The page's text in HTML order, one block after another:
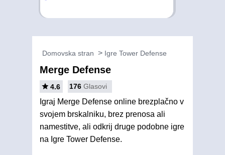
Domovska stran Igre Tower Defense
Merge Defense
4.6 176 Glasovi
Igraj Merge Defense online brezplačno v
svojem brskalniku, brez prenosa ali
namestitve, ali odkrij druge podobne igre
na Igre Tower Defense.